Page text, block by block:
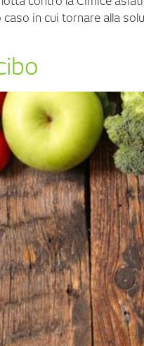
in cui tornare alla